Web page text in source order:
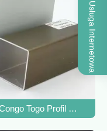
Usługa Internetowa
Togo Profil